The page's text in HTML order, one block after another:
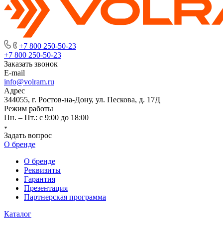
+7 800 250-50-23
+7 800 250-50-23
Заказать звонок
E-mail
info@volram.ru
Адрес
344055, г. Ростов-на-Дону, ул. Пескова, д. 17Д
Режим работы
Пн. – Пт.: с 9:00 до 18:00
Задать вопрос
О бренде
О бренде
Реквизиты
Гарантия
Презентация
Партнерская программа
Каталог